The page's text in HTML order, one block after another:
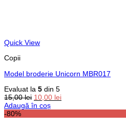
Quick View
Copii
Model broderie Unicorn MBR017
Evaluat la 5 din 5
15,00lei Prețul
inițial
10,00 leiPrețul
Adaugă în coș
-80%